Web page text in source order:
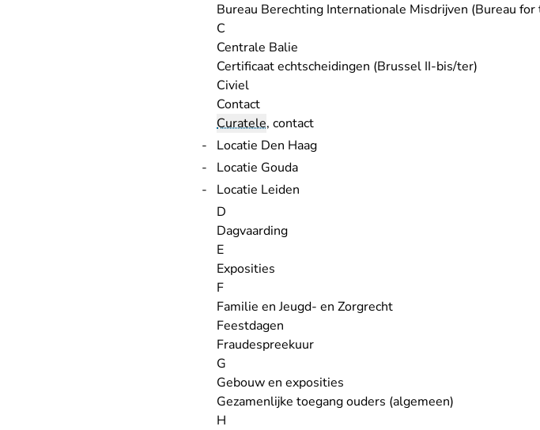
Bureau Berechting Internationale Misdrijven (Bureau
C
Centrale Balie
Certificaat echtscheidingen (Brussel II-bis/ter)
Civiel
Contact
Curatele, contact
Locatie Den Haag
Locatie Gouda
Locatie Leiden
D
Dagvaarding
E
Exposities
F
Familie en Jeugd- en Zorgrecht
Feestdagen
Fraudespreekuur
G
Gebouw en exposities
Gezamenlijke toegang ouders (algemeen)
H